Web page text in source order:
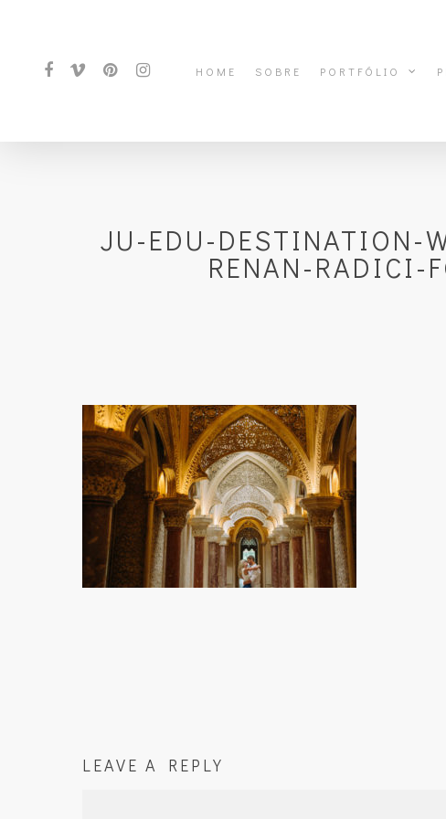
HOME SOBRE PORTFÓLIO
JU-EDU-DESTINATION-
RENAN-RADICI-
LEAVE A REPLY